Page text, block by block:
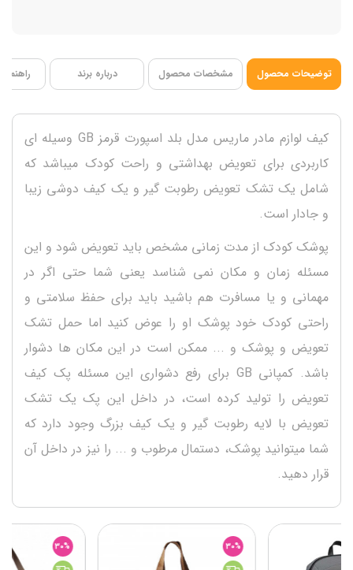
توضیحات محصول مشخصات محصول درباره برند
کیف لوازم مادر ماریس مدل بلد اسپورت قرمز GB وسیله ای
کاربردی برای تعویض بهداشتی و راحت کودک میباشد که
شامل یک تشک تعویض رطوبت گیر و یک کیف دوشی زیبا
و جادار است.
پوشک کودک از مدت زمانی مشخص باید تعویض شود و این
مسئله زمان و مکان نمی شناسد یعنی شما حتی اگر در
مهمانی و یا مسافرت هم باشید باید برای حفظ سلامتی و
راحتی کودک خود پوشک او را عوض کنید اما حمل تشک
تعویض و پوشک و ... ممکن است در این مکان ها دشوار
باشد. کمپانی GB برای رفع دشواری این مسئله پک کیف
تعویض را تولید کرده است، در داخل این پک یک تشک
تعویض با لایه رطوبت گیر و یک کیف بزرگ وجود دارد که
شما میتوانید پوشک، دستمال مرطوب و ... را نیز در داخل آن
قرار دهید.
30%
30%